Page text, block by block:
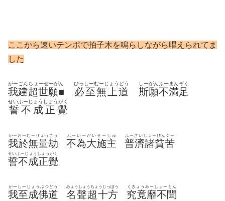
ここから速いテンポで拍子木を鳴らしながら唱えられてま
した
我建超世願■
がーごんちょーせーがん
必至無上道
ひっしーむーじょうどう
斯願不満足
しーがんふーまんぞく
誓不成正覺
せいふーじょうしょうがく
我於無量劫
がーおーむーりょうこう
不為大施主
ふーいーだいせーしゅ
普濟諸貧苦
ふーさいしょーびんぐー
誓不成正覺
せいふーじょうしょうがく
我至成佛道
がーしーじょうぶつどう
名聲超十方
みょうしょうちょうじっぽう
究竟靡不聞
くきょうみーしょーもん